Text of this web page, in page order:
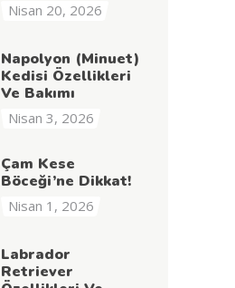
Nisan 20, 2026
Napolyon (Minuet)
Kedisi Özellikleri
Ve Bakımı
Nisan 3, 2026
Çam Kese
Böceği’ne Dikkat!
Nisan 1, 2026
Labrador
Retriever